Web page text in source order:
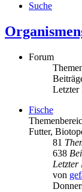
Suche
Forum
Letzter
Fische
Futter,
81
638
Letzter
von